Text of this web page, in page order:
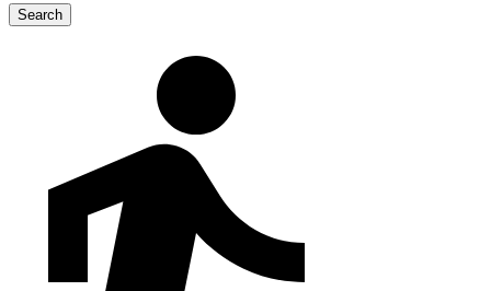
Search